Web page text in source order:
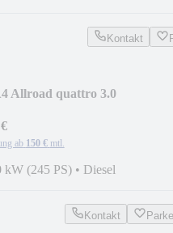
Kontakt
Allroad quattro 3.0
ab 150 € mtl.
kW (245 PS) • Diesel
Kontakt